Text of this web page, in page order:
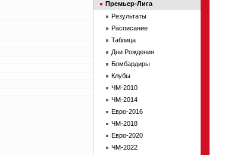
Премьер-Лига
Результаты
Расписание
Таблица
Дни Рождения
Бомбардиры
Клубы
ЧМ-2010
ЧМ-2014
Евро-2016
ЧМ-2018
Евро-2020
ЧМ-2022